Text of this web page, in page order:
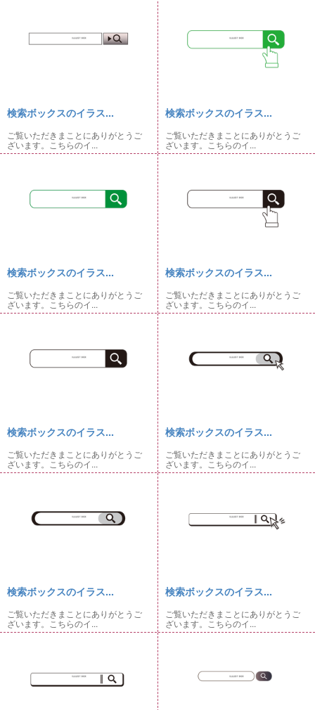
検索ボックスのイラス...
ご覧いただきまことにありがとうご
ざいます。こちらのイ...
検索ボックスのイラス...
ご覧いただきまことにありがとうご
ざいます。こちらのイ...
検索ボックスのイラス...
ご覧いただきまことにありがとうご
ざいます。こちらのイ...
検索ボックスのイラス...
ご覧いただきまことにありがとうご
ざいます。こちらのイ...
検索ボックスのイラス...
ご覧いただきまことにありがとうご
ざいます。こちらのイ...
検索ボックスのイラス...
ご覧いただきまことにありがとうご
ざいます。こちらのイ...
検索ボックスのイラス...
ご覧いただきまことにありがとうご
ざいます。こちらのイ...
検索ボックスのイラス...
ご覧いただきまことにありがとうご
ざいます。こちらのイ...